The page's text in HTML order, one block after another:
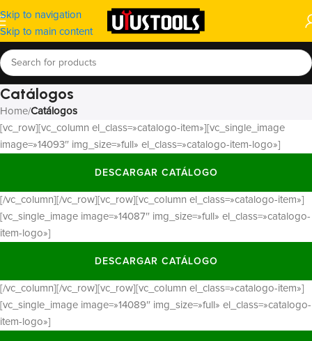
Skip to navigation
Skip to main content
Catálogos
Home/Catálogos
[vc_row][vc_column el_class=»catalogo-item»][vc_single_image
image=»14093″ img_size=»full» el_class=»catalogo-item-logo»]
DESCARGAR CATÁLOGO
[/vc_column][/vc_row][vc_row][vc_column el_class=»catalogo-item»]
[vc_single_image image=»14087″ img_size=»full» el_class=»catalogo-
item-logo»]
DESCARGAR CATÁLOGO
[/vc_column][/vc_row][vc_row][vc_column el_class=»catalogo-item»]
[vc_single_image image=»14089″ img_size=»full» el_class=»catalogo-
item-logo»]